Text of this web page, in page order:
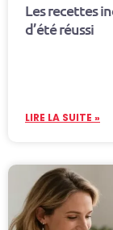
Les recettes
d’été réussi
LIRE LA SUITE »